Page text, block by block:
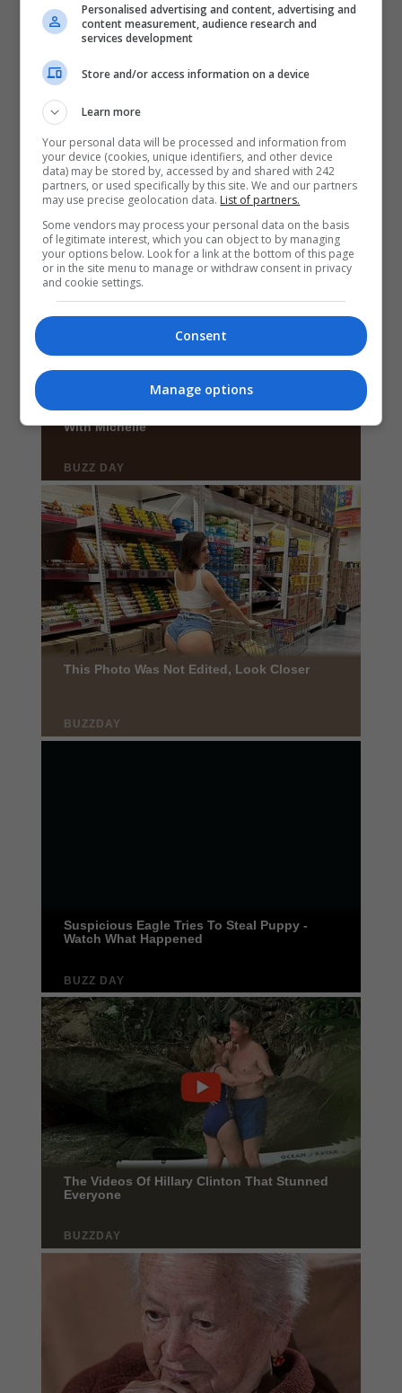
Personalised advertising and content, advertising and
content measurement, audience research and
services development
Store and/or access information on a device
Learn more
Your personal data will be processed and information from
your device (cookies, unique identifiers, and other device
data) may be stored by, accessed by and shared with 242
partners, or used specifically by this site. We and our partners
may use precise geolocation data. List of partners.
Some vendors may process your personal data on the basis
of legitimate interest, which you can object to by managing
your options below. Look for a link at the bottom of this page
or in the site menu to manage or withdraw consent in privacy
and cookie settings.
Consent
Manage options